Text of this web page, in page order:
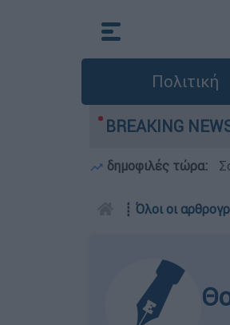
Πολιτική
BREAKING
- Νοσηλευόταν στη ΜΕΘ
δημοφιλές τώρα:
┋ Όλοι οι